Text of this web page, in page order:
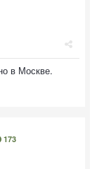
в Москве.
173